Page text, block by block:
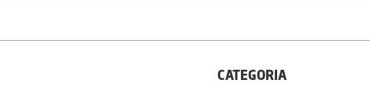
CATEGORIA